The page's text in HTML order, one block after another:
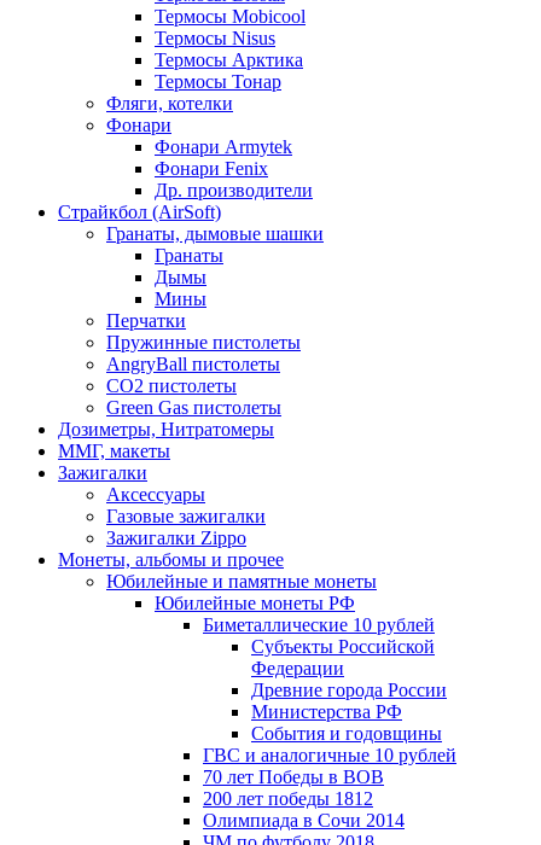
Термосы Mobicool
Термосы Nisus
Термосы Арктика
Термосы Тонар
Фляги, котелки
Фонари
Фонари Armytek
Фонари Fenix
Др. производители
Страйкбол (AirSoft)
Гранаты, дымовые шашки
Гранаты
Дымы
Мины
Перчатки
Пружинные пистолеты
AngryBall пистолеты
CO2 пистолеты
Green Gas пистолеты
Дозиметры, Нитратомеры
ММГ, макеты
Зажигалки
Аксессуары
Газовые зажигалки
Зажигалки Zippo
Монеты, альбомы и прочее
Юбилейные и памятные монеты
Юбилейные монеты РФ
Биметаллические 10 рублей
Субъекты Российской
Федерации
Древние города России
Министерства РФ
События и годовщины
ГВС и аналогичные 10 рублей
70 лет Победы в ВОВ
200 лет победы 1812
Олимпиада в Сочи 2014